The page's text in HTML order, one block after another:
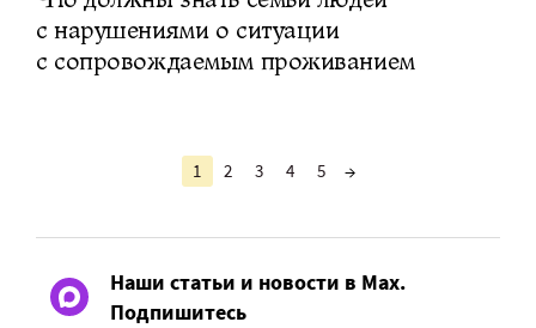
с нарушениями о ситуации
с сопровождаемым проживанием
1 2 3 4 5 →
Наши статьи и новости в Max.
Подпишитесь